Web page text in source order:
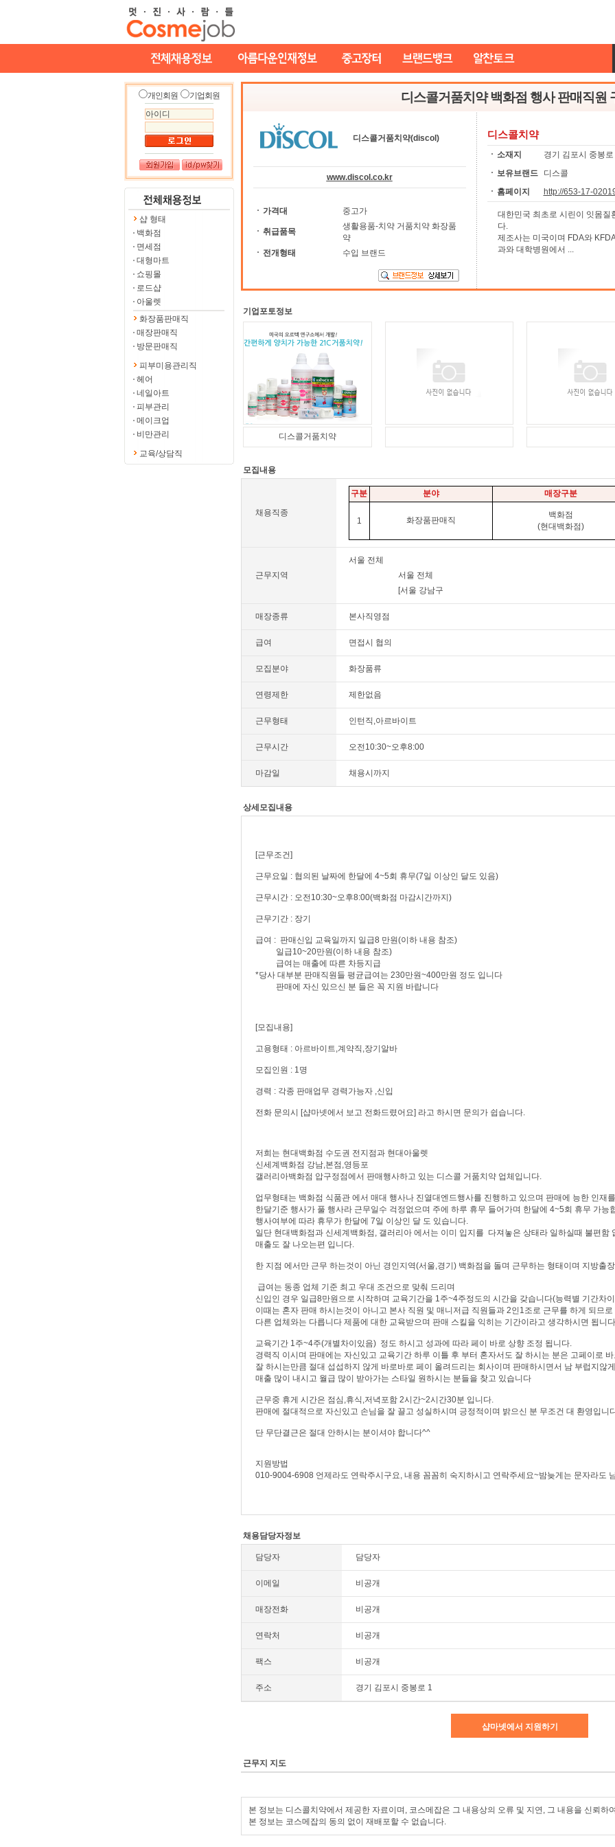
개인회원 기업회원
샵 형태
백화점
면세점
대형마트
쇼핑몰
로드샵
아울렛
화장품판매직
매장판매직
방문판매직
피부미용관리직
헤어
네일아트
피부관리
메이크업
비만관리
교육/상담직
디스콜거품치약 백화점 행사 판매직원
디스콜거품치약(discol)
www.discol.co.kr
가격대 중고가
취급품목
생활용품-치약 거품치약 화장품
약
전개형태
수입 브랜드
디스콜치약
소재지
경기 김포시 중봉로
보유브랜드
디스콜
홈페이지
http://653-17-
대한민국 최초로 시린이 잇몸질
다.
제조사는 미국이며 FDA와
과와 대학병원에서 ...
기업포토정보
디스콜거품치약
모집내용
채용직종
구분 분야 매장구분
1 화장품판매직
백화점
(현대백화점)
근무지역
서울 전체
서울 전체
[서울 강남구
매장종류 본사직영점
급여 면접시 협의
모집분야 화장품류
연령제한 제한없음
근무형태 인턴직,아르바이트
근무시간 오전10:30~오후8:00
마감일 채용시까지
상세모집내용
[근무조건]
근무요일 : 협의된 날짜에 한달에 4~5회 휴무(7일 이상인 달도 있음)
근무시간 : 오전10:30~오후8:00(백화점 마감시간까지)
근무기간 : 장기
급여 : 판매신입 교육일까지 일급8 만원(이하 내용 참조)
일급10~20만원(이하 내용 참조)
급여는 매출에 따른 차등지급
*당사 대부분 판매직원들 평균급여는 230만원~400만원 정도 입니다
판매에 자신 있으신 분 들은 꼭 지원 바랍니다
[모집내용]
고용형태 : 아르바이트,계약직,장기알바
모집인원 : 1명
경력 : 각종 판매업무 경력가능자 ,신입
전화 문의시 [샵마넷에서 보고 전화드렸어요] 라고 하시면 문의가 쉽습니다.
저희는 현대백화점 수도권 전지점과 현대아울렛
신세계백화점 강남,본점,영등포
갤러리아백화점 압구정점에서 판매행사하고 있는 디스콜 거품치약 업체입니다.
업무형태는 백화점 식품관 에서 매대 행사나 진열대엔드행사를 진행하고 있으며 판매에 능한 인재
한달기준 행사가 풀 행사라 근무일수 걱정없으며 주에 하루 휴무 들어가며 한달에 4~5회 휴무 가능
행사여부에 따라 휴무가 한달에 7일 이상인 달 도 있습니다.
일단 현대백화점과 신세계백화점, 갤러리아 에서는 이미 입지를 다져놓은 상태라 일하실때 불편함
매출도 잘 나오는편 입니다.
한 지점 에서만 근무 하는것이 아닌 경인지역(서울,경기) 백화점을 돌며 근무하는 형태이며 지방출
급여는 동종 업체 기준 최고 우대 조건으로 맞춰 드리며
신입인 경우 일급8만원으로 시작하며 교육기간을 1주~4주정도의 시간을 갖습니다(능력별 기간차
이때는 혼자 판매 하시는것이 아니고 본사 직원 및 매니저급 직원들과 2인1조로 근무를 하게 되므
다른 업체와는 다릅니다 제품에 대한 교육받으며 판매 스킬을 익히는 기간이라고 생각하시면 됩니
교육기간 1주~4주(개별차이있음) 정도 하시고 성과에 따라 페이 바로 상향 조정 됩니다.
경력직 이시며 판매에는 자신있고 교육기간 하루 이틀 후 부터 혼자서도 잘 하시는 분은 고페이로
잘 하시는만큼 절대 섭섭하지 않게 바로바로 페이 올려드리는 회사이며 판매하시면서 남 부럽지않
매출 많이 내시고 월급 많이 받아가는 스타일 원하시는 분들을 찾고 있습니다
근무중 휴게 시간은 점심,휴식,저녁포함 2시간~2시간30분 입니다.
판매에 절대적으로 자신있고 손님을 잘 끌고 성실하시며 긍정적이며 밝으신 분 무조건 대 환영입니
단 무단결근은 절대 안하시는 분이셔야 합니다^^
지원방법
010-9004-6908 언제라도 연락주시구요, 내용 꼼꼼히 숙지하시고 연락주세요~밤늦게는 문자라도
채용담당자정보
담당자 담당자
이메일 비공개
매장전화 비공개
연락처 비공개
팩스 비공개
주소 경기 김포시 중봉로 1
샵마넷에서 지원하기
근무지 지도
본 정보는 디스콜치약에서 제공한 자료이며, 코스메잡은 그 내용상의 오류 및 지연, 그 내용을 신뢰하
본 정보는 코스메잡의 동의 없이 재배포할 수 없습니다.